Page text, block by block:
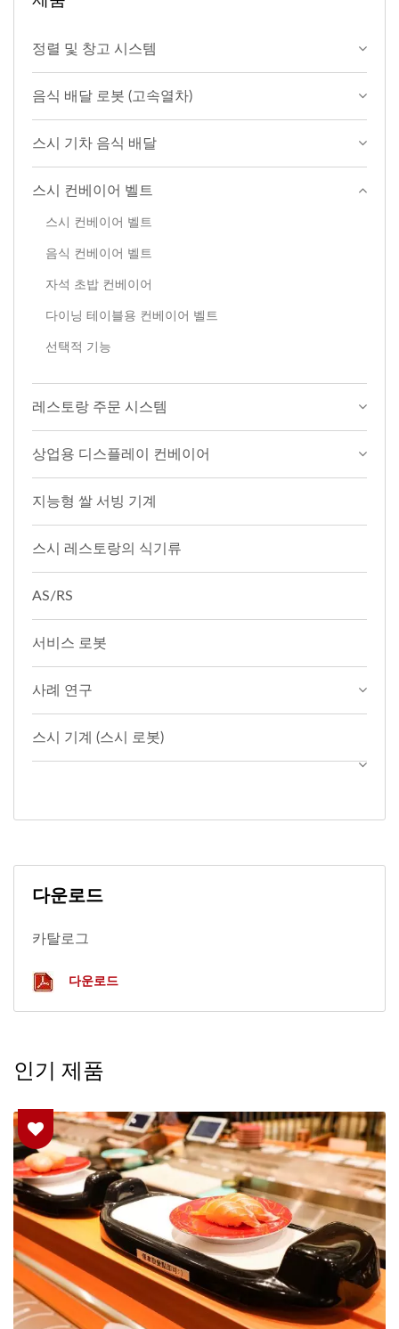
정렬 및 창고 시스템
음식 배달 로봇 (고속열차)
스시 기차 음식 배달
스시 컨베이어 벨트
스시 컨베이어 벨트
음식 컨베이어 벨트
자석 초밥 컨베이어
다이닝 테이블용 컨베이어 벨트
선택적 기능
레스토랑 주문 시스템
상업용 디스플레이 컨베이어
지능형 쌀 서빙 기계
스시 레스토랑의 식기류
AS/RS
서비스 로봇
사례 연구
스시 기계 (스시 로봇)
다운로드
카탈로그
다운로드
인기 제품